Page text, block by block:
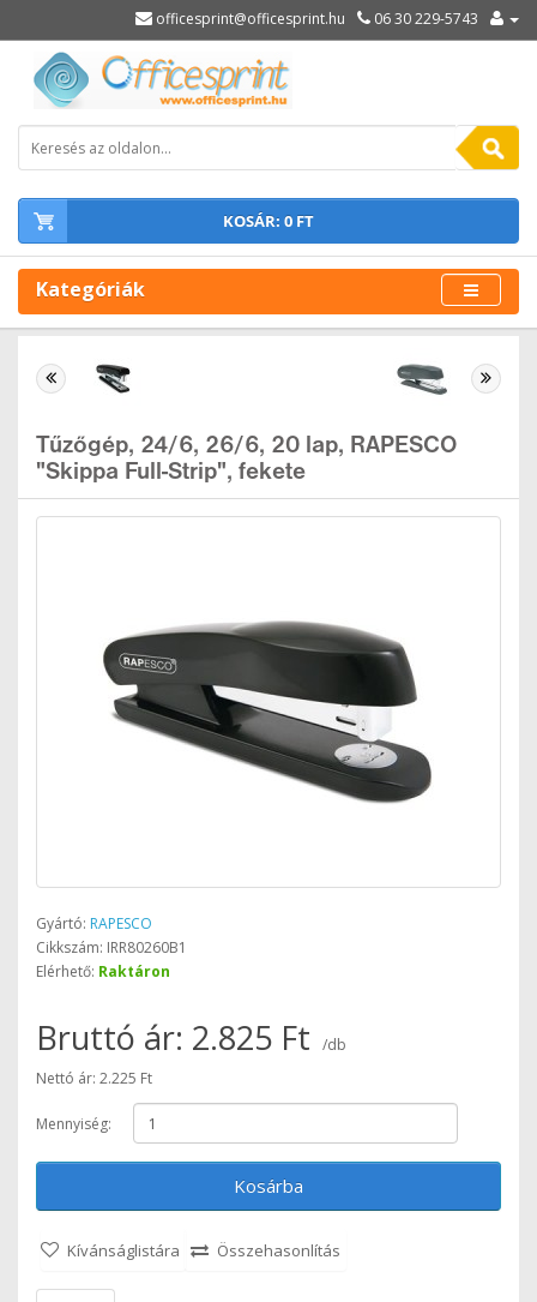
officesprint@officesprint.hu 06 30 229-5743
KOSÁR: 0 FT
Kategóriák
Tűzőgép, 24/6, 26/6, 20 lap, RAPESCO
"Skippa Full-Strip", fekete
Gyártó: RAPESCO
Cikkszám: IRR80260B1
Elérhető: Raktáron
Bruttó ár: 2.825 Ft
/db
Nettó ár: 2.225 Ft
Mennyiség:
Kosárba
Kívánságlistára Összehasonlítás